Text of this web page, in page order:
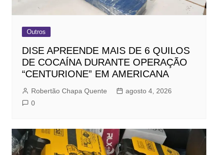
Outros
DISE APREENDE MAIS DE 6 QUILOS
DE COCAÍNA DURANTE OPERAÇÃO
“CENTURIONE” EM AMERICANA
Robertão Chapa Quente
agosto 4, 2026
0